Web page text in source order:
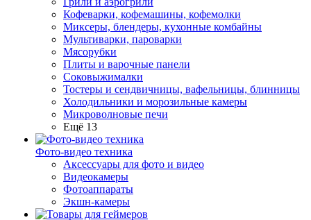
Кофеварки, кофемашины, кофемолки
Миксеры, блендеры, кухонные комбайны
Мультиварки, пароварки
Мясорубки
Плиты и варочные панели
Соковыжималки
Тостеры и сендвичницы, вафельницы, блинницы
Холодильники и морозильные камеры
Микроволновые печи
Ещё 13
Фото-видео техника
Аксессуары для фото и видео
Видеокамеры
Фотоаппараты
Экшн-камеры